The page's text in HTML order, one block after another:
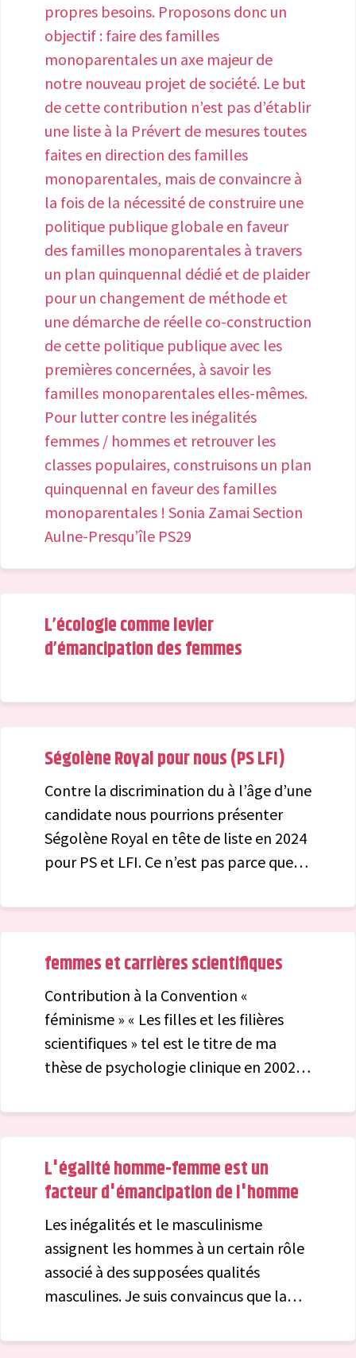
propres besoins. Proposons donc un
objectif : faire des familles
monoparentales un axe majeur de
notre nouveau projet de société. Le but
de cette contribution n’est pas d’établir
une liste à la Prévert de mesures toutes
faites en direction des familles
monoparentales, mais de convaincre à
la fois de la nécessité de construire une
politique publique globale en faveur
des familles monoparentales à travers
un plan quinquennal dédié et de plaider
pour un changement de méthode et
une démarche de réelle co-construction
de cette politique publique avec les
premières concernées, à savoir les
familles monoparentales elles-mêmes.
Pour lutter contre les inégalités
femmes / hommes et retrouver les
classes populaires, construisons un plan
quinquennal en faveur des familles
monoparentales ! Sonia Zamai Section
Aulne-Presqu’île PS29
L’écologie comme levier
d’émancipation des femmes
Ségolène Royal pour nous (PS LFI)
Contre la discrimination du à l’âge d’une
candidate nous pourrions présenter
Ségolène Royal en tête de liste en 2024
pour PS et LFI. Ce n’est pas parce que
depuis 40 ans qu’elle est devenue sans
générations ? Elle en veut beaucoup
femme d’expérience électorale en tant
qu’élue ou collaboratrice, mieux sera
possible la vague fuchsia en juin.
femmes et carrières scientifiques
Contribution à la Convention «
féminisme » « Les filles et les filières
scientifiques » tel est le titre de ma
thèse de psychologie clinique en 2002.
psychologiques favorisant l’orientation
peut y lire qu’en sciences, les filles
aiment les mathématiques autant que
applications techniques ne les attirent
pas. Leur prédilection va plutôt vers les
sciences de la vie qui sont en rapport
avec "la position féminine" En 2023,
L'égalité homme-femme est un
facteur d'émancipation de l'homme
Les inégalités et le masculinisme
assignent les hommes à un certain rôle
associé à des supposées qualités
masculines. Je suis convaincus que la
tout le moins seraient plus heureux s'ils